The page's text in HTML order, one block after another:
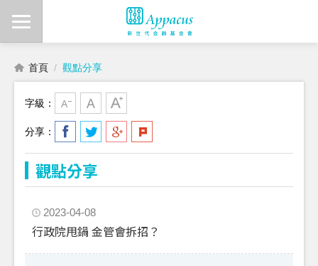
首頁 觀點分享
字級：
分享：
觀點分享
2023-04-08
行政院甩鍋 金管會拆招？